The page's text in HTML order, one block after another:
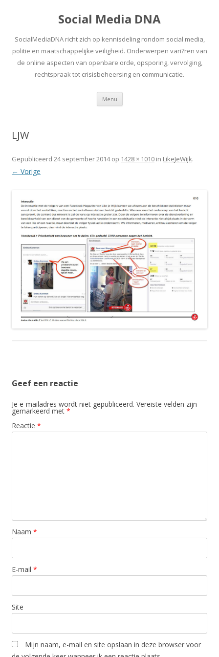
Social Media DNA
SocialMediaDNA richt zich op kennisdeling rondom social media,
politie en maatschappelijke veiligheid. Onderwerpen vari?ren van
de online aspecten van openbare orde, opsporing, vervolging,
rechtspraak tot crisisbeheersing en communicatie.
Menu Spring
inhoud
LJW
Gepubliceerd 24 september 2014op 1428 × 1010 in LikeJeWijk.
← Vorige
Geef een reactie
Je e-mailadres wordt niet gepubliceerd. Vereiste velden zijn
gemarkeerd met *
Reactie *
Naam *
E-mail *
Site
Mijn naam, e-mail en site opslaan in deze browser voor